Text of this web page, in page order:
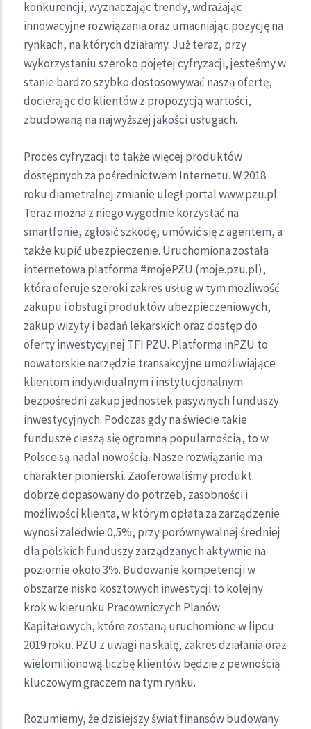
konkurencji, wyznaczając trendy, wdrażając
innowacyjne rozwiązania oraz umacniając pozycję na
rynkach, na których działamy. Już teraz, przy
wykorzystaniu szeroko pojętej cyfryzacji, jesteśmy w
stanie bardzo szybko dostosowywać naszą ofertę,
docierając do klientów z propozycją wartości,
zbudowaną na najwyższej jakości usługach.
Proces cyfryzacji to także więcej produktów
dostępnych za pośrednictwem Internetu. W 2018
roku diametralnej zmianie uległ portal www.pzu.pl.
Teraz można z niego wygodnie korzystać na
smartfonie, zgłosić szkodę, umówić się z agentem, a
także kupić ubezpieczenie. Uruchomiona została
internetowa platforma #mojePZU (moje.pzu.pl),
która oferuje szeroki zakres usług w tym możliwość
zakupu i obsługi produktów ubezpieczeniowych,
zakup wizyty i badań lekarskich oraz dostęp do
oferty inwestycyjnej TFI PZU. Platforma inPZU to
nowatorskie narzędzie transakcyjne umożliwiające
klientom indywidualnym i instytucjonalnym
bezpośredni zakup jednostek pasywnych funduszy
inwestycyjnych. Podczas gdy na świecie takie
fundusze cieszą się ogromną popularnością, to w
Polsce są nadal nowością. Nasze rozwiązanie ma
charakter pionierski. Zaoferowaliśmy produkt
dobrze dopasowany do potrzeb, zasobności i
możliwości klienta, w którym opłata za zarządzenie
wynosi zaledwie 0,5%, przy porównywalnej średniej
dla polskich funduszy zarządzanych aktywnie na
poziomie około 3%. Budowanie kompetencji w
obszarze nisko kosztowych inwestycji to kolejny
krok w kierunku Pracowniczych Planów
Kapitałowych, które zostaną uruchomione w lipcu
2019 roku. PZU z uwagi na skalę, zakres działania oraz
wielomilionową liczbę klientów będzie z pewnością
kluczowym graczem na tym rynku.
Rozumiemy, że dzisiejszy świat finansów budowany